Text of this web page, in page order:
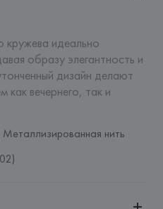
кружева идеально
образу элегантность и
дизайн делают
как вечернего, так и
нить